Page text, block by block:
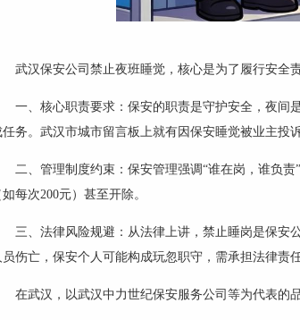
武汉保安公司禁止夜班睡觉，核心是为了履行安全
一、核心职责要求：保安的职责是守护安全，夜间
任务。武汉市城市留言板上就有因保安睡觉被业主投
二、 管理制度约束：保安管理强调“谁在岗 ， 谁负责
如每次200元）甚至开除。
三、法律风险规避：从法律上讲，禁止睡岗是保安
员伤亡，保安个人可能构成玩忽职守，需承担法律责任
在武汉，以武汉中力世纪保安服务公司等为代表的